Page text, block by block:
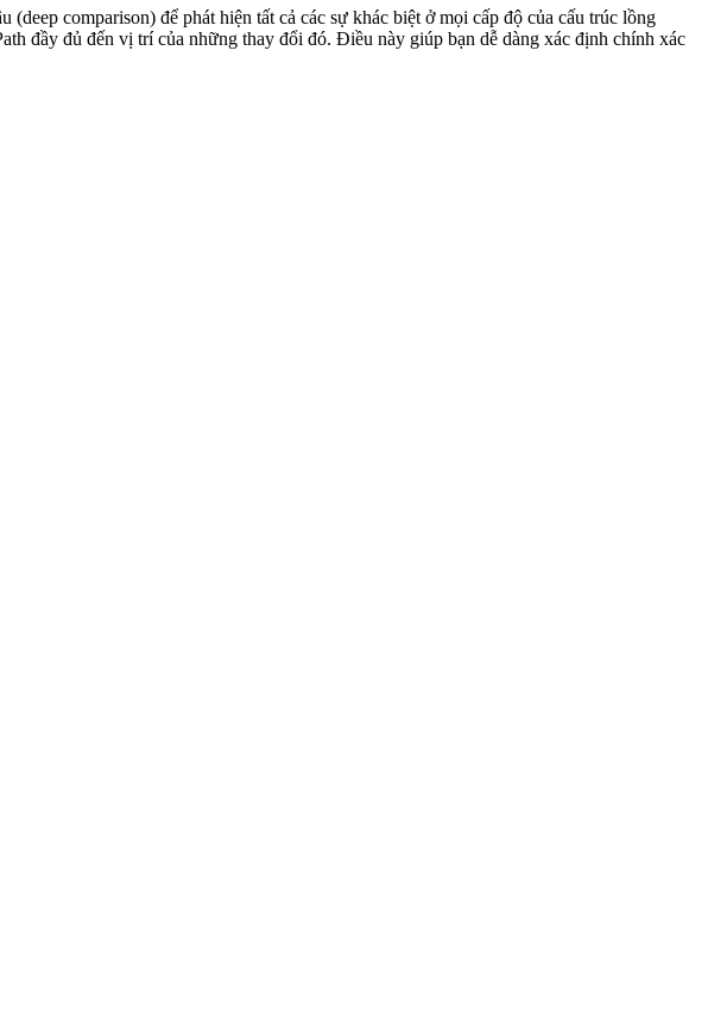
comparison) để phát hiện tất cả các sự khác biệt ở mọi cấp độ của cấu trúc lồng
đầy đủ đến vị trí của những thay đổi đó. Điều này giúp bạn dễ dàng xác định chính xác